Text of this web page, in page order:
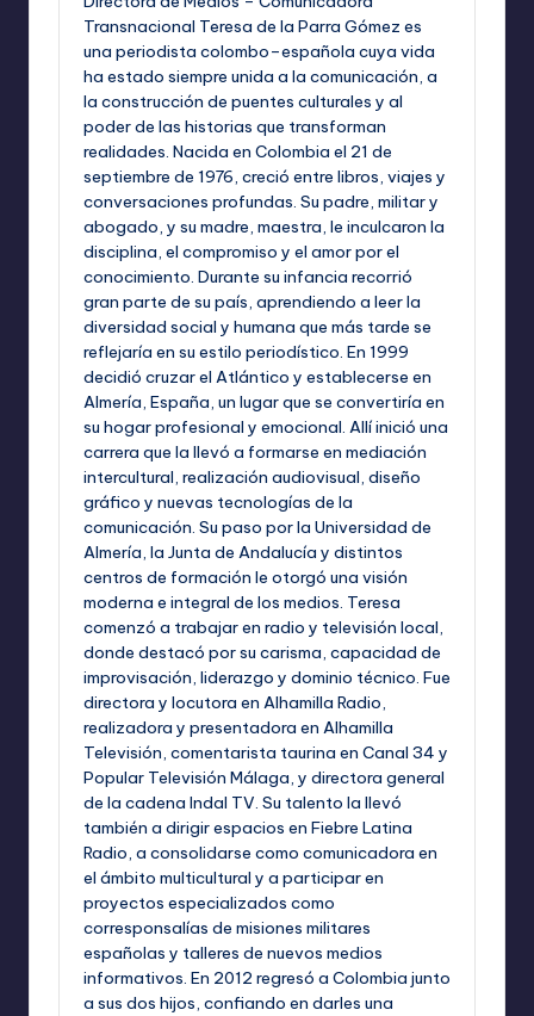
Transnacional Teresa de la Parra Gómez es
una periodista colombo–española cuya vida
ha estado siempre unida a la comunicación, a
la construcción de puentes culturales y al
poder de las historias que transforman
realidades. Nacida en Colombia el 21 de
septiembre de 1976, creció entre libros, viajes y
conversaciones profundas. Su padre, militar y
abogado, y su madre, maestra, le inculcaron la
disciplina, el compromiso y el amor por el
conocimiento. Durante su infancia recorrió
gran parte de su país, aprendiendo a leer la
diversidad social y humana que más tarde se
reflejaría en su estilo periodístico. En 1999
decidió cruzar el Atlántico y establecerse en
Almería, España, un lugar que se convertiría en
su hogar profesional y emocional. Allí inició una
carrera que la llevó a formarse en mediación
intercultural, realización audiovisual, diseño
gráfico y nuevas tecnologías de la
comunicación. Su paso por la Universidad de
Almería, la Junta de Andalucía y distintos
centros de formación le otorgó una visión
moderna e integral de los medios. Teresa
comenzó a trabajar en radio y televisión local,
donde destacó por su carisma, capacidad de
improvisación, liderazgo y dominio técnico. Fue
directora y locutora en Alhamilla Radio,
realizadora y presentadora en Alhamilla
Televisión, comentarista taurina en Canal 34 y
Popular Televisión Málaga, y directora general
de la cadena Indal TV. Su talento la llevó
también a dirigir espacios en Fiebre Latina
Radio, a consolidarse como comunicadora en
el ámbito multicultural y a participar en
proyectos especializados como
corresponsalías de misiones militares
españolas y talleres de nuevos medios
informativos. En 2012 regresó a Colombia junto
a sus dos hijos, confiando en darles una